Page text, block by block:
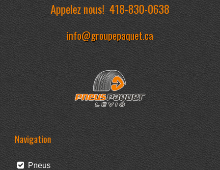
Appelez nous!418-830-0638
info@groupepaquet.ca
Navigation
Pneus